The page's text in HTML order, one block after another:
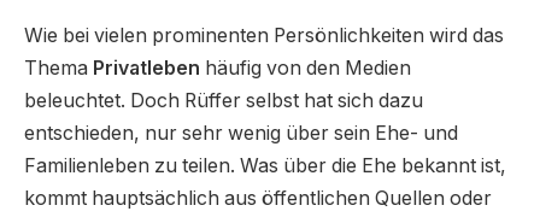
Wie bei vielen prominenten Persönlichkeiten wird das
Thema Privatleben häufig von den Medien
beleuchtet. Doch Rüffer selbst hat sich dazu
entschieden, nur sehr wenig über sein Ehe- und
Familienleben zu teilen. Was über die Ehe bekannt ist,
kommt hauptsächlich aus öffentlichen Quellen oder